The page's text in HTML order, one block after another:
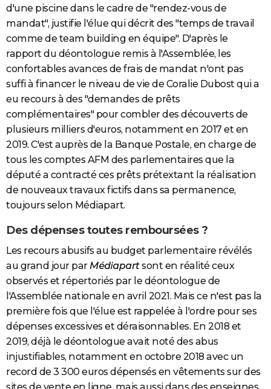
d'une piscine dans le cadre de "rendez-vous de
mandat", justifie l'élue qui décrit des "temps de travail
comme de team building en équipe". D'après le
rapport du déontologue remis à l'Assemblée, les
confortables avances de frais de mandat n'ont pas
suffi à financer le niveau de vie de Coralie Dubost qui a
eu recours à des "demandes de prêts
complémentaires" pour combler des découverts de
plusieurs milliers d'euros, notamment en 2017 et en
2019. C'est auprès de la Banque Postale, en charge de
tous les comptes AFM des parlementaires que la
député a contracté ces prêts prétextant la réalisation
de nouveaux travaux fictifs dans sa permanence,
toujours selon Médiapart.
Des dépenses toutes remboursées ?
Les recours abusifs au budget parlementaire révélés
au grand jour parMédiapartsont en réalité ceux
observés et répertoriés par le déontologue de
l'Assemblée nationale en avril 2021. Mais ce n'est pas la
première fois que l'élue est rappelée à l'ordre pour ses
dépenses excessives et déraisonnables. En 2018 et
2019, déjà le déontologue avait noté des abus
injustifiables, notamment en octobre 2018 avec un
record de 3 300 euros dépensés en vêtements sur des